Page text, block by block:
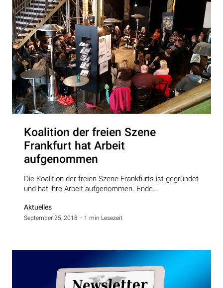
Koalition der freien Szene
Frankfurt hat Arbeit
aufgenommen
Die Koalition der freien Szene Frankfurts ist gegründet
und hat ihre Arbeit aufgenommen. Ende…
Aktuelles
September 25, 2018 1 min Lesezeit